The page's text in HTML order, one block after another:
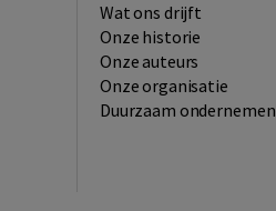
Wat ons drijft
Onze historie
Onze auteurs
Onze organisatie
Duurzaam ondernemen